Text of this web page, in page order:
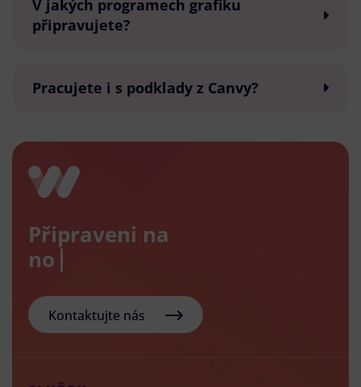
V jakých programech grafiku
připravujete?
Pracujete i s podklady z Canvy?
Připraveni na
nový e-s
Kontaktujte nás